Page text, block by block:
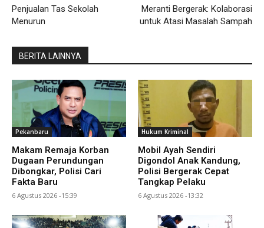
Penjualan Tas Sekolah
Menurun
Meranti Bergerak: Kolaborasi
untuk Atasi Masalah Sampah
BERITA LAINNYA
Pekanbaru
Makam Remaja Korban
Dugaan Perundungan
Dibongkar, Polisi Cari
Fakta Baru
6 Agustus 2026 -15:39
Hukum Kriminal
Mobil Ayah Sendiri
Digondol Anak Kandung,
Polisi Bergerak Cepat
Tangkap Pelaku
6 Agustus 2026 -13:32